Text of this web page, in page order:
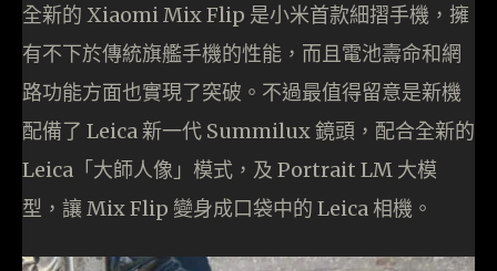
全新的 Xiaomi Mix Flip 是小米首款細摺手機，擁
有不下於傳統旗艦手機的性能，而且電池壽命和網
路功能⽅⾯也實現了突破。不過最值得留意是新機
配備了 Leica 新⼀代 Summilux 鏡頭，配合全新的
Leica「⼤師⼈像」模式，及 Portrait LM ⼤模
型，讓 Mix Flip 變身成口袋中的 Leica 相機。